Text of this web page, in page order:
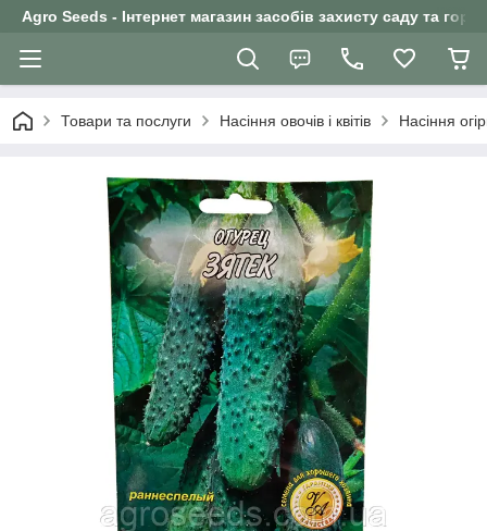
Agro Seeds - Інтернет магазин засобів захисту саду та
Товари та послуги Насіння овочів і квітів Насіння